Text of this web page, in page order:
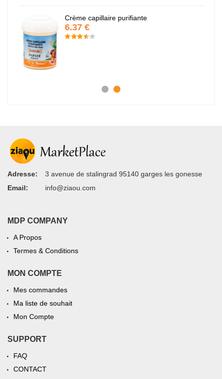
Crème capillaire purifiante
6.37 €
Adresse:
3 avenue de stalingrad 95140 garges les gonesse
Email:
info@ziaou.com
MDP COMPANY
A Propos
Termes & Conditions
MON COMPTE
Mes commandes
Ma liste de souhait
Mon Compte
SUPPORT
FAQ
CONTACT